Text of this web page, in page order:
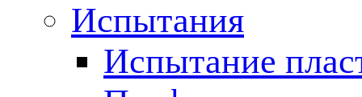
Испытания
Испытание